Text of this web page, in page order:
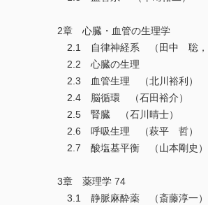
2章 心臓・血管の生理学
2.1 自律神経系 （田中 聡，
2.2 心臓の生理
2.3 血管生理 （北川裕利）
2.4 脳循環 （石田裕介）
2.5 腎臓 （石川晴士）
2.6 呼吸生理 （萩平 哲）
2.7 酸塩基平衡 （山本剛史）
3章 薬理学 74
3.1 静脈麻酔薬 （斎藤淳一）